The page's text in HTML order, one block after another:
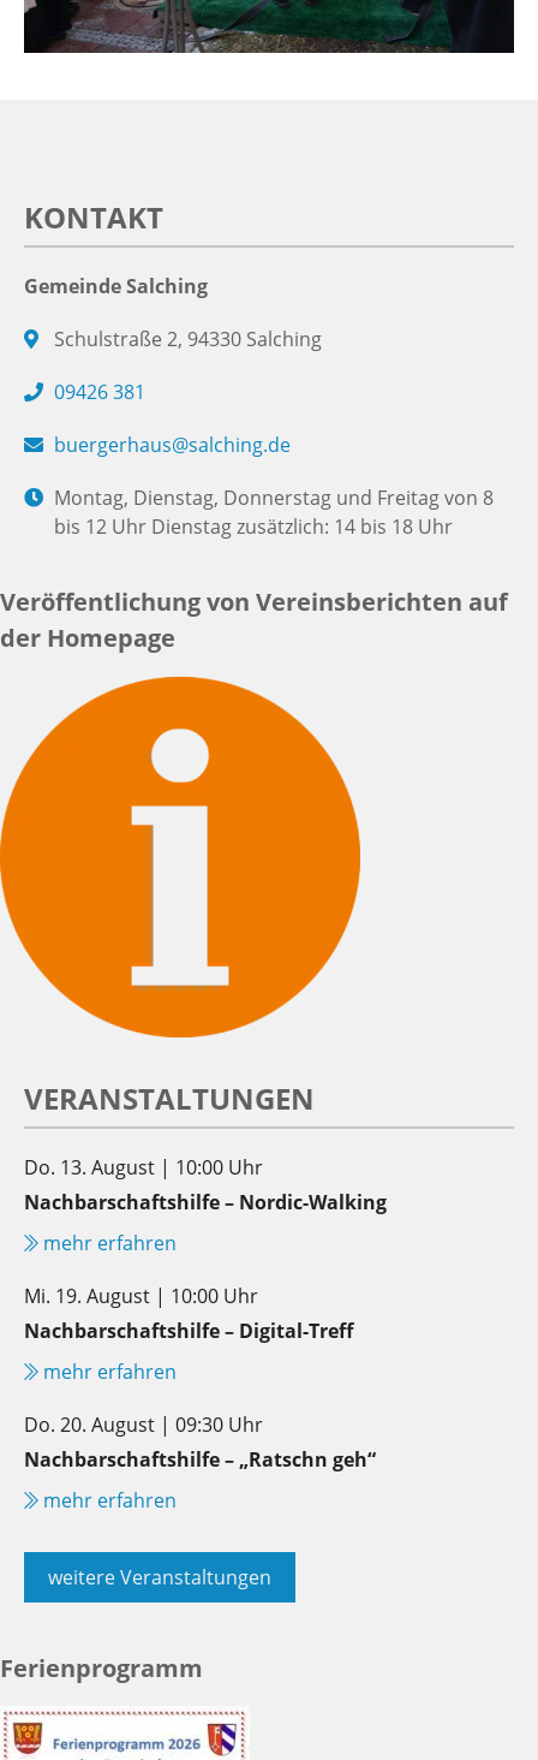
KONTAKT
Gemeinde Salching
Schulstraße 2, 94330 Salching
09426 381
buergerhaus@salching.de
Montag, Dienstag, Donnerstag und Freitag von 8
bis 12 Uhr Dienstag zusätzlich: 14 bis 18 Uhr
Veröffentlichung von Vereinsberichten auf
der Homepage
VERANSTALTUNGEN
Do. 13. August | 10:00 Uhr
Nachbarschaftshilfe – Nordic-Walking
mehr erfahren
Mi. 19. August | 10:00 Uhr
Nachbarschaftshilfe – Digital-Treff
mehr erfahren
Do. 20. August | 09:30 Uhr
Nachbarschaftshilfe – „Ratschn geh“
mehr erfahren
weitere Veranstaltungen
Ferienprogramm